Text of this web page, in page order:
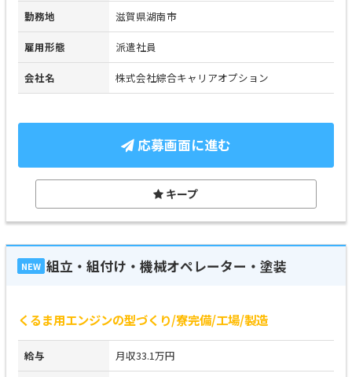
勤務地 滋賀県湖南市
雇用形態 派遣社員
会社名 株式会社綜合キャリアオプション
応募画面に進む
キープ
NEW 組立・組付け・機械オペレーター・塗装
くるま用エンジンの型づくり/寮完備/工場/製造
給与 月収33.1万円